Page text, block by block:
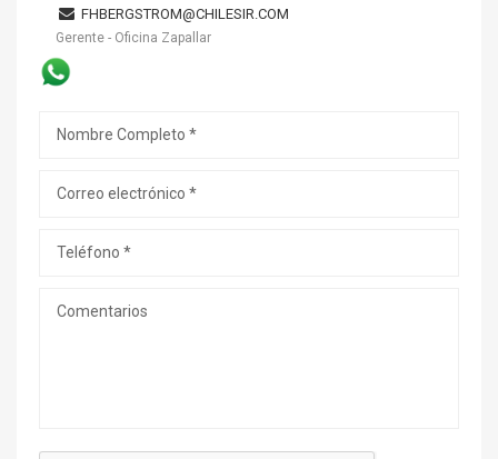
FHBERGSTROM@CHILESIR.COM
Gerente - Oficina Zapallar